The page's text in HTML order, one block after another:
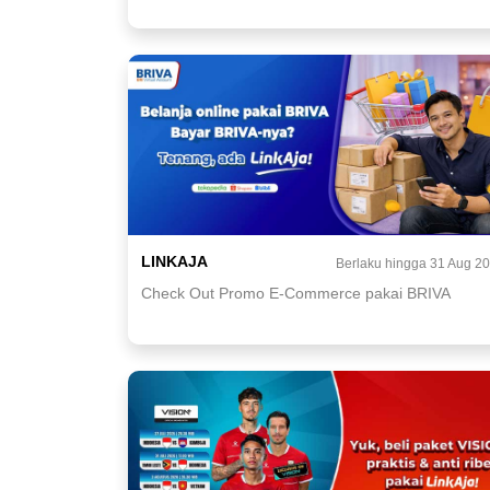
LINKAJA Berlaku hingga 31 Aug
Check Out Promo E-Commerce pakai BRIVA